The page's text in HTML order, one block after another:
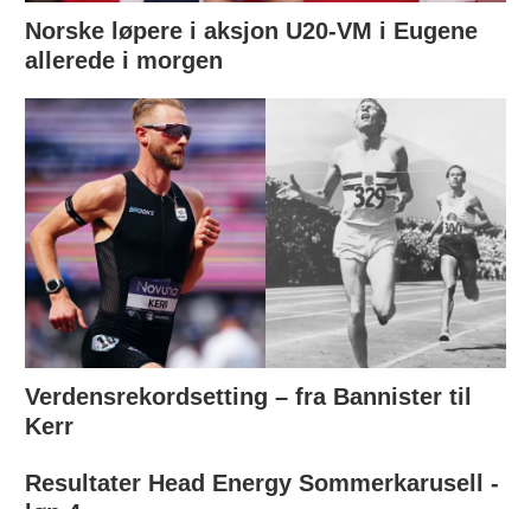
Norske løpere i aksjon U20-VM i Eugene
allerede i morgen
Verdensrekordsetting – fra Bannister til
Kerr
Resultater Head Energy Sommerkarusell -